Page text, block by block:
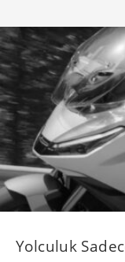
Yolculuk